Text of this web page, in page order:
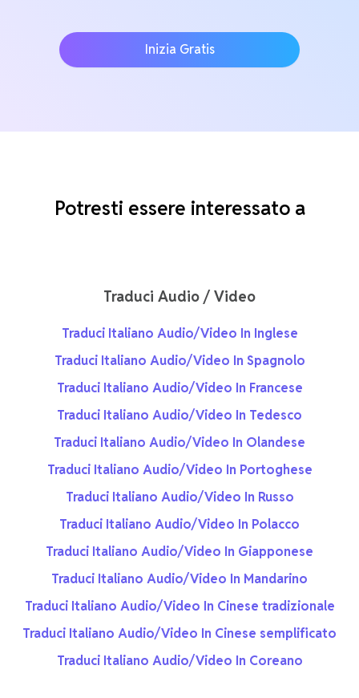
Inizia Gratis
Potresti essere interessato a
Traduci Audio / Video
Traduci Italiano Audio/Video In Inglese
Traduci Italiano Audio/Video In Spagnolo
Traduci Italiano Audio/Video In Francese
Traduci Italiano Audio/Video In Tedesco
Traduci Italiano Audio/Video In Olandese
Traduci Italiano Audio/Video In Portoghese
Traduci Italiano Audio/Video In Russo
Traduci Italiano Audio/Video In Polacco
Traduci Italiano Audio/Video In Giapponese
Traduci Italiano Audio/Video In Mandarino
Traduci Italiano Audio/Video In Cinese tradizionale
Traduci Italiano Audio/Video In Cinese semplificato
Traduci Italiano Audio/Video In Coreano